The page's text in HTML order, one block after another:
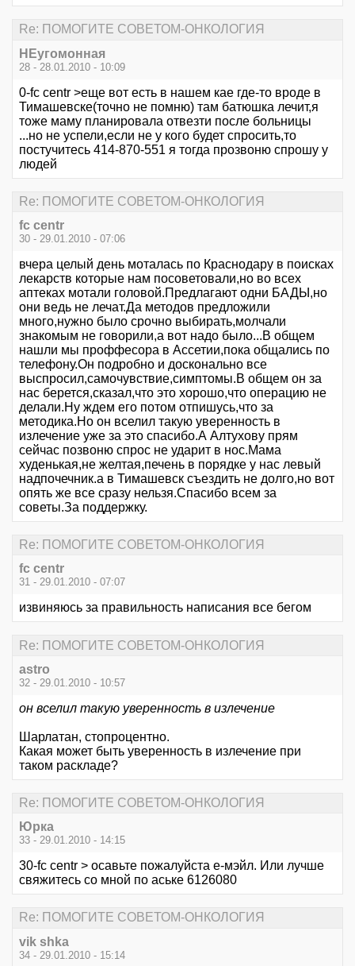
Re: ПОМОГИТЕ СОВЕТОМ-ОНКОЛОГИЯ
НЕугомонная
28 - 28.01.2010 - 10:09
0-fc centr >еще вот есть в нашем кае где-то вроде в
Тимашевске(точно не помню) там батюшка лечит,я
тоже маму планировала отвезти после больницы
...но не успели,если не у кого будет спросить,то
постучитесь 414-870-551 я тогда прозвоню спрошу у
людей
Re: ПОМОГИТЕ СОВЕТОМ-ОНКОЛОГИЯ
fc centr
30 - 29.01.2010 - 07:06
вчера целый день моталась по Краснодару в поисках
лекарств которые нам посоветовали,но во всех
аптеках мотали головой.Предлагают одни БАДЫ,но
они ведь не лечат.Да методов предложили
много,нужно было срочно выбирать,молчали
знакомым не говорили,а вот надо было...В общем
нашли мы проффесора в Ассетии,пока общались по
телефону.Он подробно и досконально все
выспросил,самочувствие,симптомы.В общем он за
нас берется,сказал,что это хорошо,что операцию не
делали.Ну ждем его потом отпишусь,что за
методика.Но он вселил такую уверенность в
излечение уже за это спасибо.А Алтухову прям
сейчас позвоню спрос не ударит в нос.Мама
худенькая,не желтая,печень в порядке у нас левый
надпочечник.а в Тимашевск съездить не долго,но вот
опять же все сразу нельзя.Спасибо всем за
советы.За поддержку.
Re: ПОМОГИТЕ СОВЕТОМ-ОНКОЛОГИЯ
fc centr
31 - 29.01.2010 - 07:07
извиняюсь за правильность написания все бегом
Re: ПОМОГИТЕ СОВЕТОМ-ОНКОЛОГИЯ
astro
32 - 29.01.2010 - 10:57
он вселил такую уверенность в излечение
Шарлатан, стопроцентно.
Какая может быть уверенность в излечение при
таком раскладе?
Re: ПОМОГИТЕ СОВЕТОМ-ОНКОЛОГИЯ
Юрка
33 - 29.01.2010 - 14:15
30-fc centr > осавьте пожалуйста е-мэйл. Или лучше
свяжитесь со мной по аське 6126080
Re: ПОМОГИТЕ СОВЕТОМ-ОНКОЛОГИЯ
vik shka
34 - 29.01.2010 - 15:14